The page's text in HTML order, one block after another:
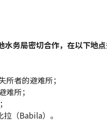
务局密切合作，在以下地
者的避难所；
所；
（Babila）。